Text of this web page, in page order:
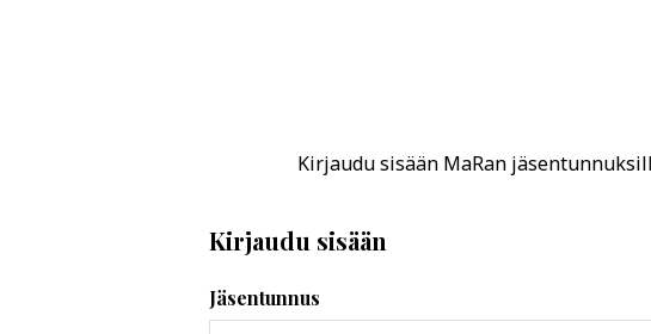
Kirjaudu sisään MaRan
Kirjaudu sisään
Jäsentunnus